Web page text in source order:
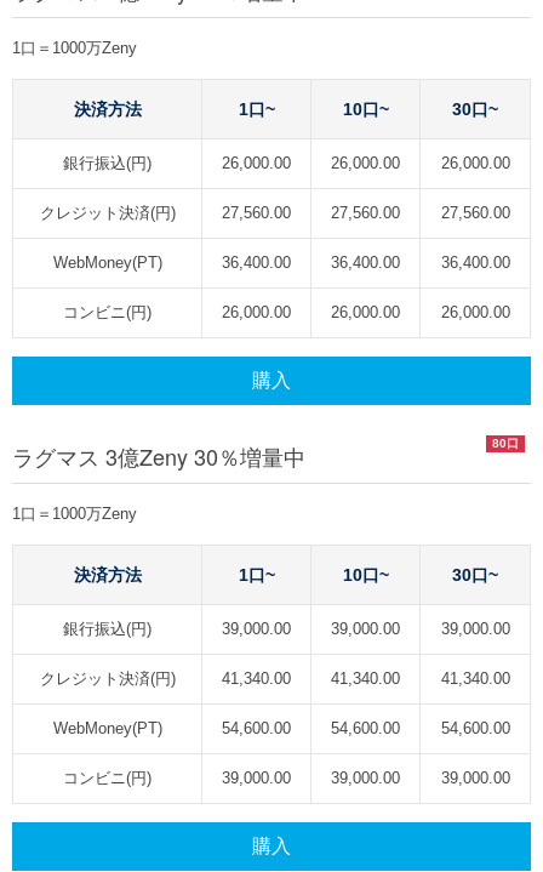
1口＝1000万Zeny
決済方法 1口~ 10口~ 30口~
銀行振込(円) 26,000.00 26,000.00 26,000.00
クレジット決済(円) 27,560.00 27,560.00 27,560.00
WebMoney(PT) 36,400.00 36,400.00 36,400.00
コンビニ(円) 26,000.00 26,000.00 26,000.00
購入
80口
ラグマス 3億Zeny 30％増量中
1口＝1000万Zeny
決済方法 1口~ 10口~ 30口~
銀行振込(円) 39,000.00 39,000.00 39,000.00
クレジット決済(円) 41,340.00 41,340.00 41,340.00
WebMoney(PT) 54,600.00 54,600.00 54,600.00
コンビニ(円) 39,000.00 39,000.00 39,000.00
購入